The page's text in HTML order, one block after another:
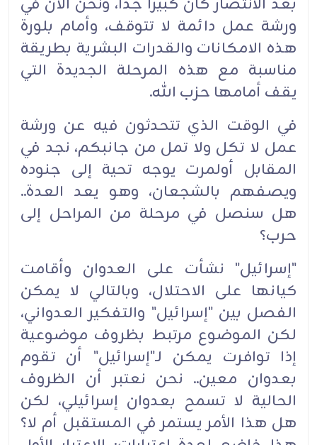
ورشة عمل دائمة لا تتوقف، وأمام بلورة
هذه الامكانات والقدرات البشرية بطريقة
مناسبة مع هذه المرحلة الجديدة التي
يقف أمامها حزب الله.
في الوقت الذي تتحدثون فيه عن ورشة
عمل لا تكل ولا تمل من جانبكم، نجد في
المقابل أولمرت يوجه تحية إلى جنوده
ويصفهم بالشجعان، وهو يعد العدة..
هل سنصل في مرحلة من المراحل إلى
حرب؟
"إسرائيل" نشأت على العدوان وأقامت
كيانها على الاحتلال، وبالتالي لا يمكن
الفصل بين "إسرائيل" والتفكير العدواني،
لكن الموضوع مرتبط بظروف موضوعية
إذا توافرت يمكن لـ"إسرائيل" أن تقوم
بعدوان معين.. نحن نعتبر أن الظروف
الحالية لا تسمح بعدوان إسرائيلي، لكن
هل هذا الأمر يستمر في المستقبل أم لا؟